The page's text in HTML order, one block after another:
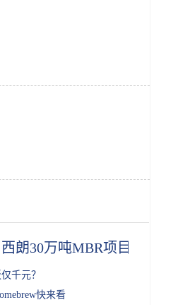
朗30万吨MBR项目
千元？
快来看